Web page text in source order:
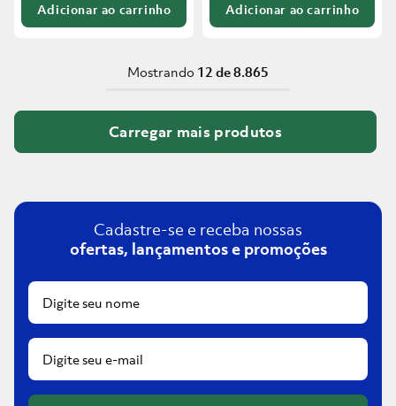
Adicionar ao carrinho Adicionar ao carrinho
Mostrando 12 de 8.865
Cadastre-se e receba nossas
ofertas, lançamentos e promoções